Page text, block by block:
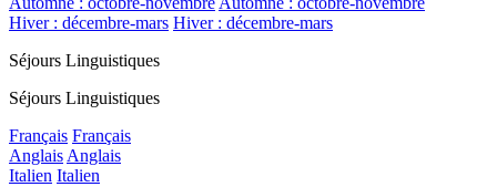
Hiver : décembre-mars Hiver : décembre-mars
Séjours Linguistiques
Séjours Linguistiques
Français Français
AnglaisAnglais
Italien Italien